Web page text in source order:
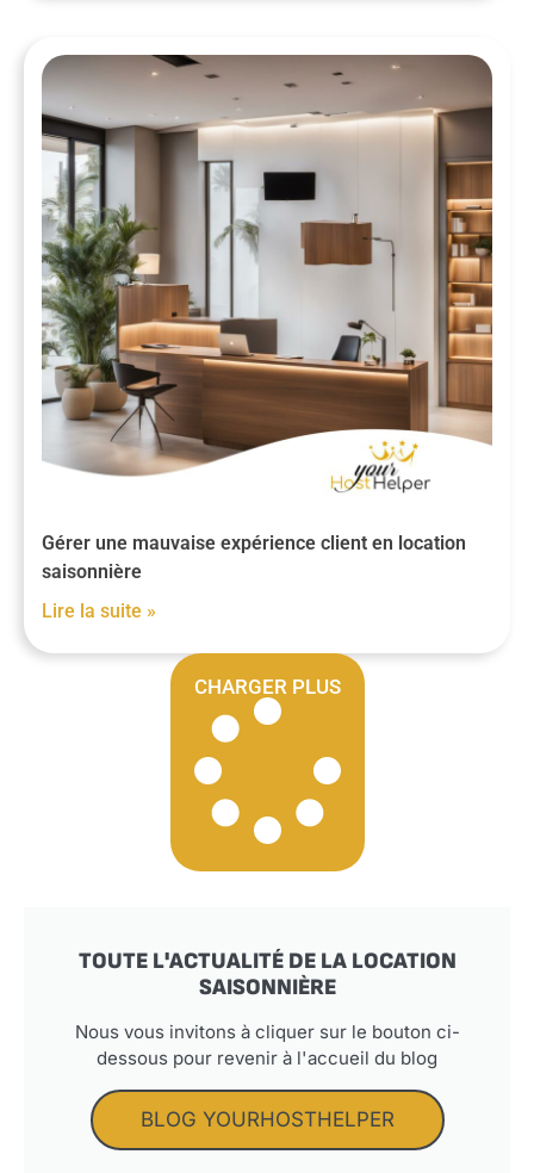
Gérer une mauvaise expérience client en location
saisonnière
Lire la suite »
CHARGER PLUS
TOUTE L'ACTUALITÉ DE LA LOCATION
SAISONNIÈRE
Nous vous invitons à cliquer sur le bouton ci-
dessous pour revenir à l'accueil du blog
BLOG YOURHOSTHELPER